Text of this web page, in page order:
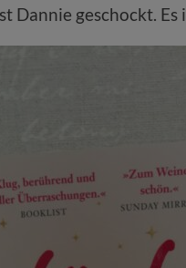
Dannie geschockt. Es